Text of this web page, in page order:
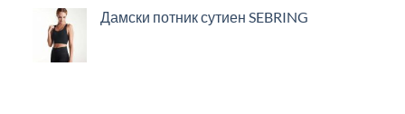
Дамски потник сутиен SEBRING